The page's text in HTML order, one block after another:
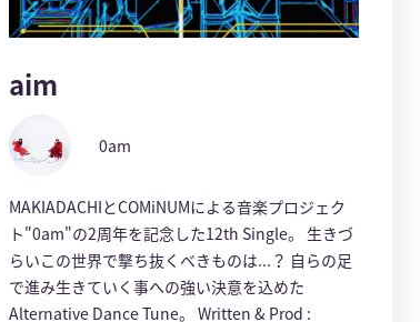
aim
0am
MAKIADACHIとCOMiNUMによる音楽プロジェク
ト"0am"の2周年を記念した12th Single。 生きづ
らいこの世界で撃ち抜くべきものは...？ 自らの足
で進み生きていく事への強い決意を込めた
Alternative Dance Tune。 Written & Prod :